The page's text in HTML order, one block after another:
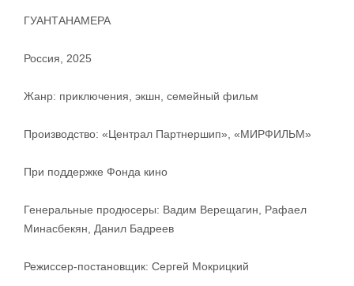
ГУАНТАНАМЕРА
Россия, 2025
Жанр: приключения, экшн, семейный фильм
Производство: «Централ Партнершип», «МИРФИЛЬМ»
При поддержке Фонда кино
Генеральные продюсеры: Вадим Верещагин, Рафаел
Минасбекян, Данил Бадреев
Режиссер-постановщик: Сергей Мокрицкий